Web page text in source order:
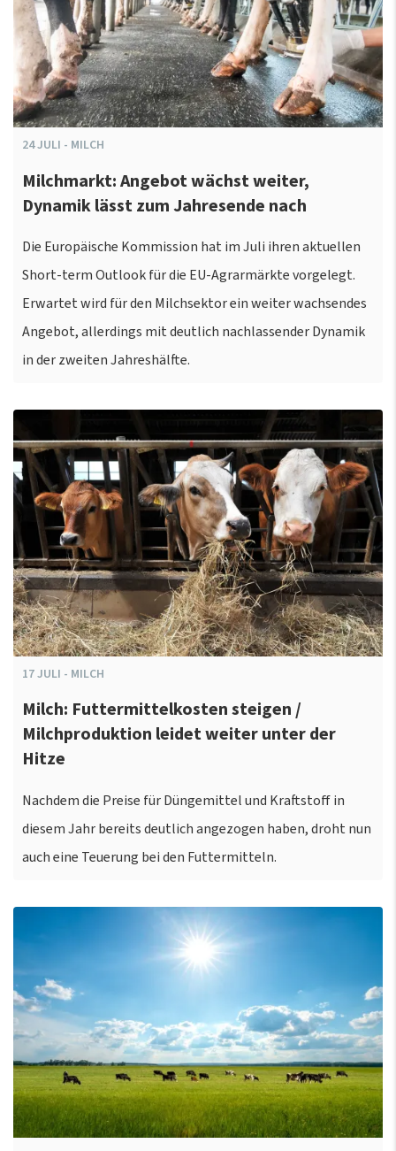
24JULI - MILCH
Milchmarkt: Angebot wächst weiter,
Dynamik lässt zum Jahresende nach
Die Europäische Kommission hat im Juli ihren aktuellen
Short-term Outlook für die EU-Agrarmärkte vorgelegt.
Erwartet wird für den Milchsektor ein weiter wachsendes
Angebot, allerdings mit deutlich nachlassender Dynamik
in der zweiten Jahreshälfte.
17JULI - MILCH
Milch: Futtermittelkosten steigen /
Milchproduktion leidet weiter unter der
Hitze
Nachdem die Preise für Düngemittel und Kraftstoff in
diesem Jahr bereits deutlich angezogen haben, droht nun
auch eine Teuerung bei den Futtermitteln.